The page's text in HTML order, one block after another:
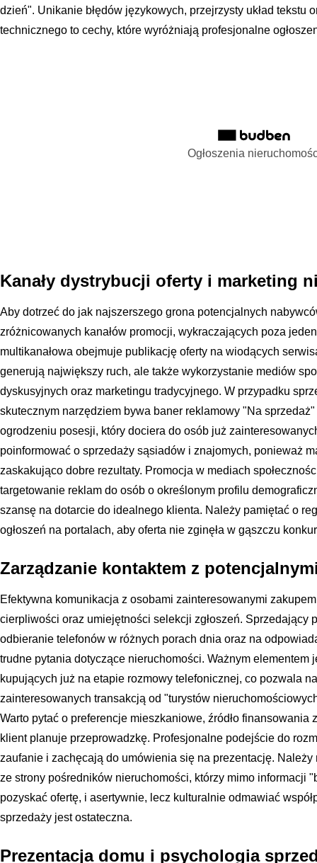
dzień". Unikanie błędów językowych, przejrzysty układ tekstu
technicznego to cechy, które wyróżniają profesjonalne
Ogłoszenia
Kanały dystrybucji oferty i marketing
Aby dotrzeć do jak najszerszego grona potencjalnych
zróżnicowanych kanałów promocji, wykraczających poza
multikanałowa obejmuje publikację oferty na wiodących
generują największy ruch, ale także wykorzystanie mediów
dyskusyjnych oraz marketingu tradycyjnego. W przypadku
skutecznym narzędziem bywa baner reklamowy "Na
ogrodzeniu posesji, który dociera do osób już
poinformować o sprzedaży sąsiadów i znajomych, ponieważ
zaskakująco dobre rezultaty. Promocja w mediach
targetowanie reklam do osób o określonym profilu
szansę na dotarcie do idealnego klienta. Należy pamiętać o
ogłoszeń na portalach, aby oferta nie zginęła w gąszczu
Zarządzanie kontaktem z
Efektywna komunikacja z osobami zainteresowanymi
cierpliwości oraz umiejętności selekcji zgłoszeń. Sprzedający
odbieranie telefonów w różnych porach dnia oraz na
trudne pytania dotyczące nieruchomości. Ważnym elementem
kupujących już na etapie rozmowy telefonicznej, co pozwala
zainteresowanych transakcją od "turystów
Warto pytać o preferencje mieszkaniowe, źródło finansowania
klient planuje przeprowadzkę. Profesjonalne podejście do
zaufanie i zachęcają do umówienia się na prezentację.
ze strony pośredników nieruchomości, którzy mimo informacji
pozyskać ofertę, i asertywnie, lecz kulturalnie odmawiać
sprzedaży jest ostateczna.
Prezentacja domu i psychologia